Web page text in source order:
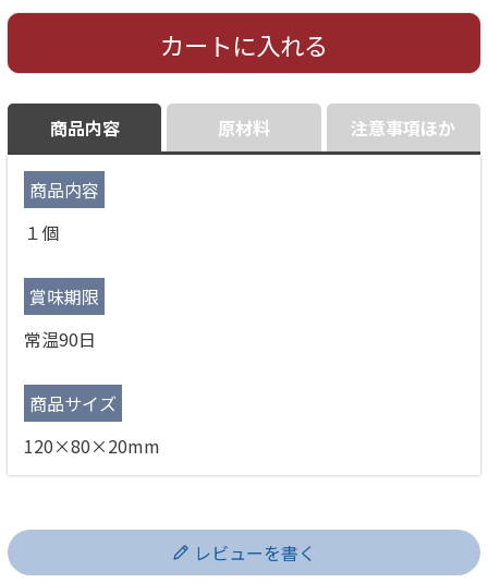
カートに入れる
商品内容
商品内容
１個
賞味期限
常温90日
商品サイズ
120×80×20mm
原材料 注意事項ほか
レビューを書く